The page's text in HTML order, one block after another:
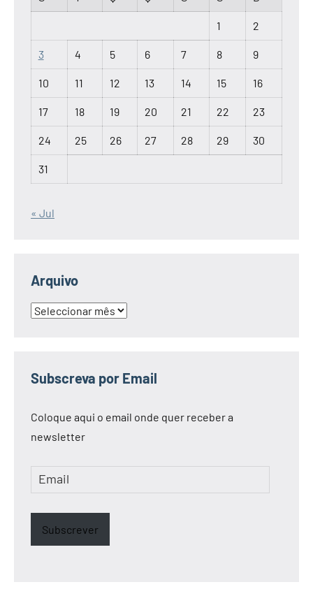
1 2
3 4 5 6 7 8 9
10 11 12 13 14 15 16
17 18 19 20 21 22 23
24 25 26 27 28 29 30
31
« Jul
Arquivo
Arquivo
Subscreva por Email
Coloque aqui o email onde quer receber a
newsletter
Email
Subscrever